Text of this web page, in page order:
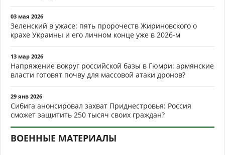
03 мая 2026
Зеленский в ужасе: пять пророчеств Жириновского о
крахе Украины и его личном конце уже в 2026-м
13 мар 2026
Напряжение вокруг российской базы в Гюмри: армянские
власти готовят почву для массовой атаки дронов?
29 янв 2026
Сибига анонсировал захват Приднестровья: Россия
сможет защитить 250 тысяч своих граждан?
ВОЕННЫЕ МАТЕРИАЛЫ